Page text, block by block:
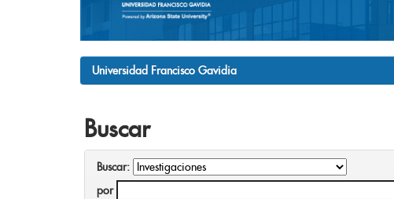
Universidad Francisco Gavidia
Buscar
Buscar:
por